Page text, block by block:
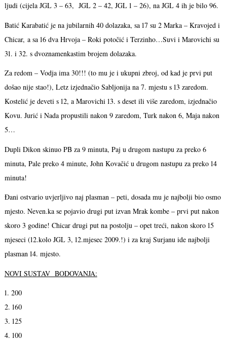
ljudi (cijela JGL 3 – 63, JGL 2 – 42, JGL 1 – 26), na JGL 4 ih je bilo 96.
Batić Karabatić je na jubilarnih 40 dolazaka, sa 17 su 2 Marka – Kravojed i
Chicar, a sa 16 dva Hrvoja – Roki potočić i Terzinho…Suvi i Marovichi su
31. i 32. s dvoznamenkastim brojem dolazaka.
Za redom – Vodja ima 30!!! (to mu je i ukupni zbroj, od kad je prvi put
došao nije stao!), Letz izjednačio Sabljonija na 7. mjestu s 13 zaredom.
Kostelić je deveti s 12, a Marovichi 13. s deset ili više zaredom, izjednačio
Kovu. Jurić i Nada propustili nakon 9 zaredom, Turk nakon 6, Maja nakon
5…
Dupli Dikon skinuo PB za 9 minuta, Paj u drugom nastupu za preko 6
minuta, Pale preko 4 minute, John Kovačić u drugom nastupu za preko 14
minuta!
Đani ostvario uvjerljivo naj plasman – peti, dosada mu je najbolji bio osmo
mjesto. Neven.ka se pojavio drugi put izvan Mrak kombe – prvi put nakon
skoro 3 godine! Chicar drugi put na postolju – opet treći, nakon skoro 15
mjeseci (12.kolo JGL 3, 12.mjesec 2009.!) i za kraj Surjanu ide najbolji
plasman 14. mjesto.
NOVI SUSTAV BODOVANJA:
1. 200
2. 160
3. 125
4. 100